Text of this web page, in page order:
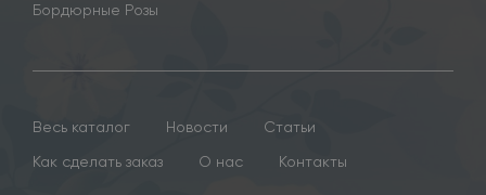
Бордюрные Розы
Весь каталог Новости
Статьи
Как сделать заказ
О нас Контакты